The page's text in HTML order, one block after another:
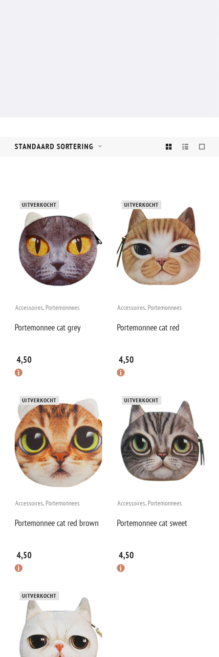
STANDAARD SORTERING
UITVERKOCHT
Accessoires, Portemonnees
Portemonnee cat grey
4,50
UITVERKOCHT
Accessoires, Portemonnees
Portemonnee cat red
4,50
UITVERKOCHT
Accessoires, Portemonnees
Portemonnee cat red brown
4,50
UITVERKOCHT
Accessoires, Portemonnees
Portemonnee cat sweet
4,50
UITVERKOCHT